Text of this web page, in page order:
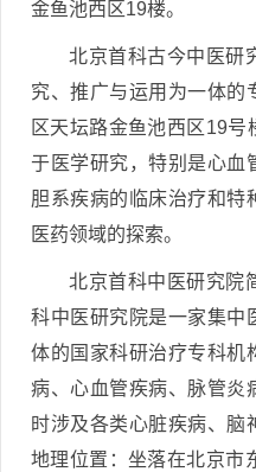
金鱼池西区19楼。
北京首科古今中医研
究、推广与运用为一体的
区天坛路金鱼池西区19
于医学研究，特别是心血
胆系疾病的临床治疗和特
医药领域的探索。
北京首科中医研究院
科中医研究院是一家集中
体的国家科研治疗专科机
病、心血管疾病、脉管炎
时涉及各类心脏疾病、脑
地理位置：坐落在北京市